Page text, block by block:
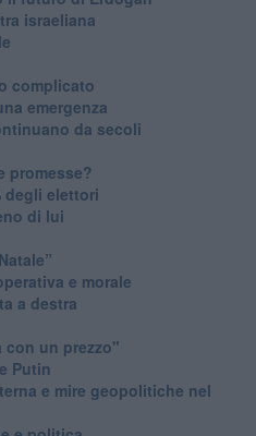
israeliana
complicato
emergenza
da secoli
promesse?
degli elettori
di lui
e morale
a destra
con un prezzo"
Putin
e mire geopolitiche nel